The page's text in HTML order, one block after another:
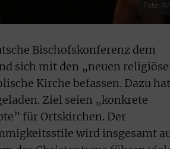
Foto:
Bischofskonferenz dem
sich mit den „neuen
Kirche befassen. Dazu hat
Ziel seien „konkrete
für Ortskirchen. Der
wird insgesamt